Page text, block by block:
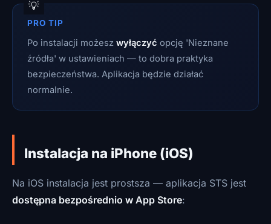
PRO TIP
Po instalacji możesz wyłączyć opcję 'Nieznane
źródła' w ustawieniach — to dobra praktyka
bezpieczeństwa. Aplikacja będzie działać
normalnie.
Instalacja na iPhone (iOS)
Na iOS instalacja jest prostsza — aplikacja STS jest
dostępna bezpośrednio w App Store: